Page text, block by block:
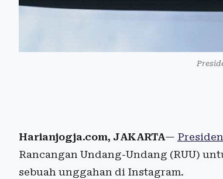
Harianjogja.com, JAKARTA—
Rancangan Undang-Undang (RUU)
sebuah unggahan di Instagram.